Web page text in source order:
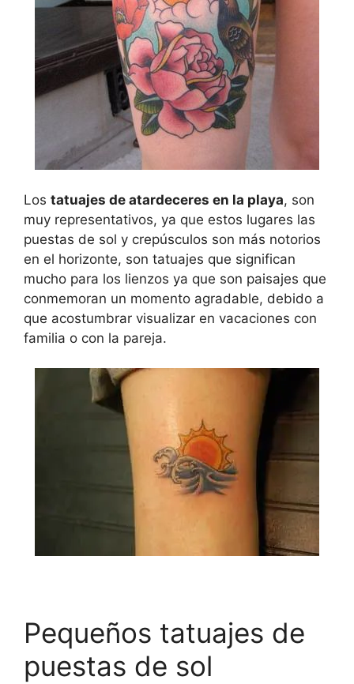
Los tatuajes de atardeceres en la playa, son
muy representativos, ya que estos lugares las
puestas de sol y crepúsculos son más notorios
en el horizonte, son tatuajes que significan
mucho para los lienzos ya que son paisajes que
conmemoran un momento agradable, debido a
que acostumbrar visualizar en vacaciones con
familia o con la pareja.
Pequeños tatuajes de
puestas de sol